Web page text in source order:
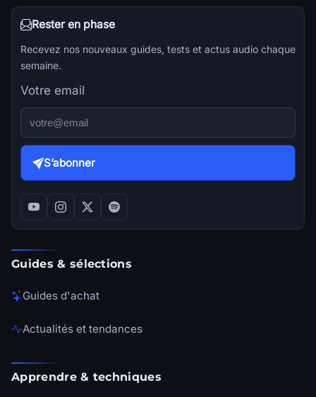
Rester en phase
Recevez nos nouveaux guides, tests et actus audio chaque
semaine.
Votre email
S’abonner
Guides & sélections
Guides d'achat
Actualités et tendances
Apprendre & techniques